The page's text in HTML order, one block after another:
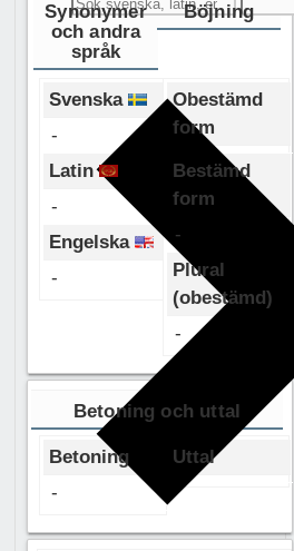
Synonymer
och andra
språk
Böjning
Svenska
-
Latin
-
Engelska
-
Obestämd
form
Bestämd
form
-
Plural
(obestämd)
-
Betoning och uttal
Betoning
-
Uttal